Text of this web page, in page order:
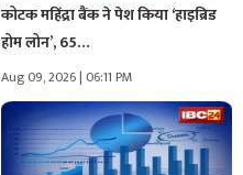
कोटक महिंद्रा बैंक ने पेश किया ‘हाइब्रिड
होम लोन’, 65…
Aug 09, 2026 | 06:11 PM